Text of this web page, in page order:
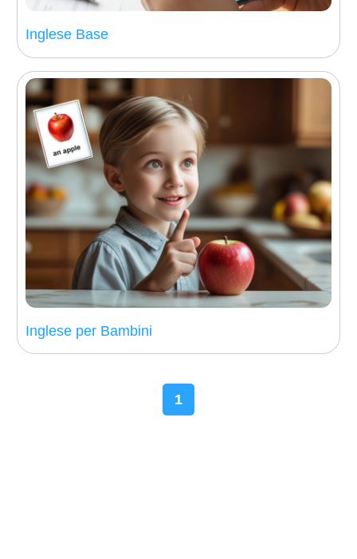
Inglese Base
Inglese per Bambini
1